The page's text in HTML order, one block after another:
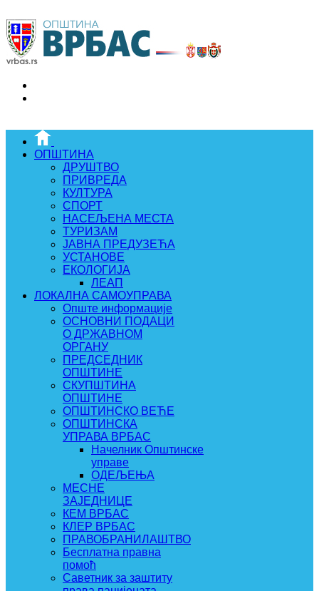
ОПШТИНА
ДРУШТВО
ПРИВРЕДА
КУЛТУРА
СПОРТ
НАСЕЉЕНА МЕСТА
ТУРИЗАМ
ЈАВНА ПРЕДУЗЕЋА
УСТАНОВЕ
ЕКОЛОГИЈА
ЛЕАП
ЛОКАЛНА САМОУПРАВА
Опште информације
ОСНОВНИ ПОДАЦИ
О ДРЖАВНОМ
ОРГАНУ
ПРЕДСЕДНИК
ОПШТИНЕ
СКУПШТИНА
ОПШТИНЕ
ОПШТИНСКО ВЕЋЕ
ОПШТИНСКА
УПРАВА ВРБАС
Начелник Општинске
управе
ОДЕЉЕЊА
МЕСНЕ
ЗАЈЕДНИЦЕ
КЕМ ВРБАС
КЛЕР ВРБАС
ПРАВОБРАНИЛАШТВО
Бесплатна правна
помоћ
Саветник за заштиту